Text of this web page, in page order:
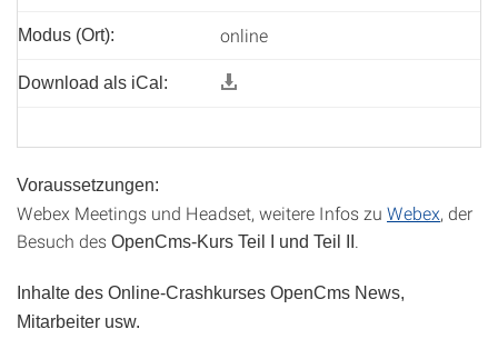
Modus (Ort): online
Download als iCal:
Voraussetzungen:
Webex Meetings und Headset, weitere Infos zu Webex, der
Besuch des OpenCms-Kurs Teil I und Teil II
Inhalte des Online-Crashkurses OpenCms News,
Mitarbeiter usw.